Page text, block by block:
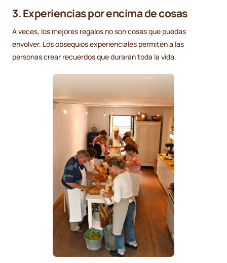
3. Experiencias por encima de cosas
A veces, los mejores regalos no son cosas que puedas
envolver. Los obsequios experienciales permiten a las
personas crear recuerdos que durarán toda la vida.